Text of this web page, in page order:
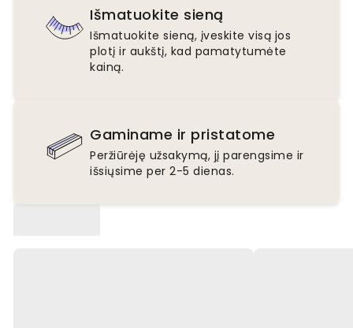
Išmatuokite sieną
Išmatuokite sieną, įveskite visą jos
plotį ir aukštį, kad pamatytumėte
kainą.
Gaminame ir pristatome
Peržiūrėję užsakymą, jį parengsime ir
išsiųsime per 2-5 dienas.